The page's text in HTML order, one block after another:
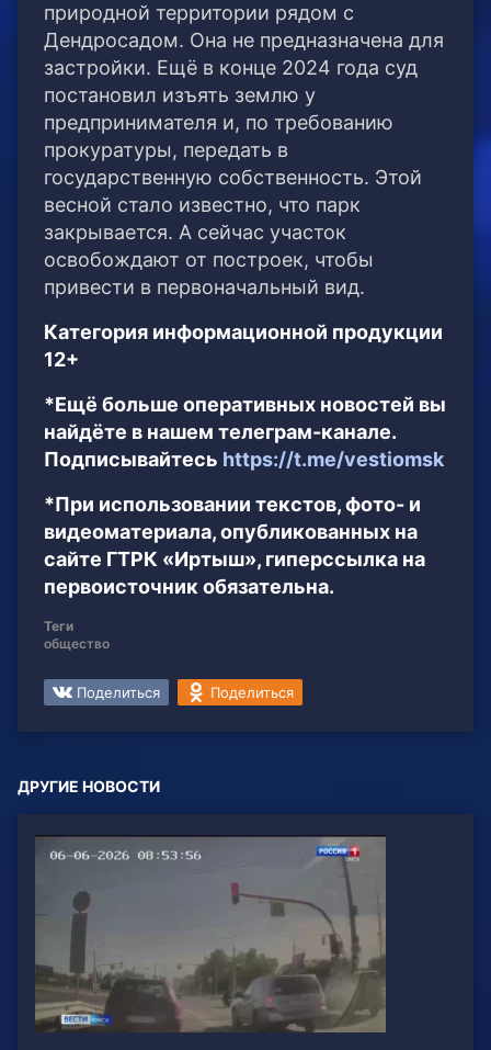
природной территории рядом с
Дендросадом. Она не предназначена для
застройки. Ещё в конце 2024 года суд
постановил изъять землю у
предпринимателя и, по требованию
прокуратуры, передать в
государственную собственность. Этой
весной стало известно, что парк
закрывается. А сейчас участок
освобождают от построек, чтобы
привести в первоначальный вид.
Категория информационной продукции
12+
*Ещё больше оперативных новостей вы
найдёте в нашем телеграм-канале.
Подписывайтесь https://t.me/vestiomsk
*При использовании текстов, фото- и
видеоматериала, опубликованных на
сайте ГТРК «Иртыш», гиперссылка на
первоисточник обязательна.
Теги
общество
Поделиться Поделиться
ДРУГИЕ НОВОСТИ